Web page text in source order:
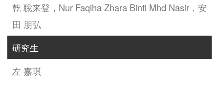
乾 聡来登，Nur Faqiha Zhara Binti Mhd Nasir，安
田 朋弘
研究生
左 嘉琪